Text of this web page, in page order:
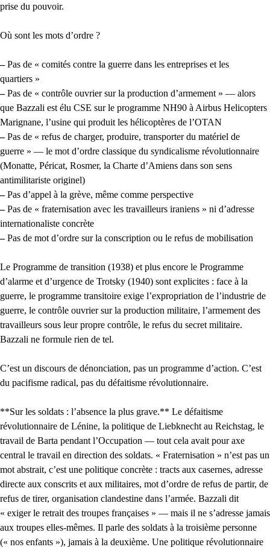
prise du pouvoir.
Où sont les mots d’ordre ?
–Pas de « comités contre la guerre dans les entreprises et les
quartiers »
–Pas de « contrôle ouvrier sur la production d’armement » — alors
que Bazzali est élu CSE sur le programme NH90 à Airbus Helicopters
Marignane, l’usine qui produit les hélicoptères de l’OTAN
–Pas de « refus de charger, produire, transporter du matériel de
guerre » — le mot d’ordre classique du syndicalisme révolutionnaire
(Monatte, Péricat, Rosmer, la Charte d’Amiens dans son sens
antimilitariste originel)
–Pas d’appel à la grève, même comme perspective
–Pas de « fraternisation avec les travailleurs iraniens » ni d’adresse
internationaliste concrète
–Pas de mot d’ordre sur la conscription ou le refus de mobilisation
Le Programme de transition (1938) et plus encore le Programme
d’alarme et d’urgence de Trotsky (1940) sont explicites : face à la
guerre, le programme transitoire exige l’expropriation de l’industrie de
guerre, le contrôle ouvrier sur la production militaire, l’armement des
travailleurs sous leur propre contrôle, le refus du secret militaire.
Bazzali ne formule rien de tel.
C’est un discours de dénonciation, pas un programme d’action. C’est
du pacifisme radical, pas du défaitisme révolutionnaire.
**Sur les soldats : l’absence la plus grave.** Le défaitisme
révolutionnaire de Lénine, la politique de Liebknecht au Reichstag, le
travail de Barta pendant l’Occupation — tout cela avait pour axe
central le travail en direction des soldats. « Fraternisation » n’est pas un
mot abstrait, c’est une politique concrète : tracts aux casernes, adresse
directe aux conscrits et aux militaires, mot d’ordre de refus de partir, de
refus de tirer, organisation clandestine dans l’armée. Bazzali dit
« exiger le retrait des troupes françaises » — mais il ne s’adresse jamais
aux troupes elles-mêmes. Il parle des soldats à la troisième personne
(« nos enfants »), jamais à la deuxième. Une politique révolutionnaire